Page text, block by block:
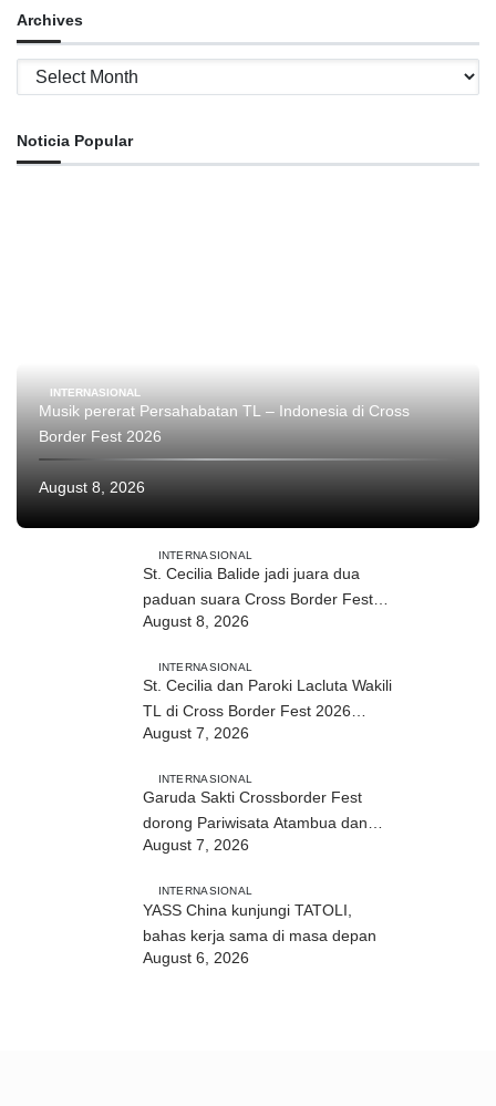
Archives
Archives
Noticia Popular
INTERNASIONAL
Musik pererat Persahabatan TL – Indonesia di Cross
August 8, 2026
INTERNASIONAL
St. Cecilia Balide jadi juara dua
paduan suara Cross Border Fest
August 8, 2026
INTERNASIONAL
St. Cecilia dan Paroki Lacluta Wakili
TL di Cross Border Fest 2026
Atambua
August 7, 2026
INTERNASIONAL
Garuda Sakti Crossborder Fest
dorong Pariwisata Atambua dan
August 7, 2026
INTERNASIONAL
YASS China kunjungi TATOLI,
bahas kerja sama di masa depan
August 6, 2026